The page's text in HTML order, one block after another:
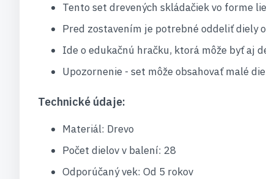
Tento set drevených skládačiek vo forme
Pred zostavením je potrebné oddeliť diely
Ide o edukačnú hračku, ktorá môže byť aj
Upozornenie - set môže obsahovať malé
Technické údaje:
Materiál: Drevo
Počet dielov v balení: 28
Odporúčaný vek: Od 5 rokov